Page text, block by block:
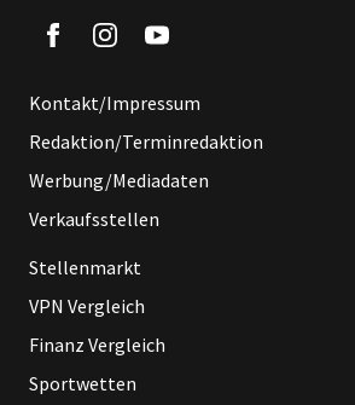
Kontakt/Impressum
Redaktion/Terminredaktion
Werbung/Mediadaten
Verkaufsstellen
Stellenmarkt
VPN Vergleich
Finanz Vergleich
Sportwetten